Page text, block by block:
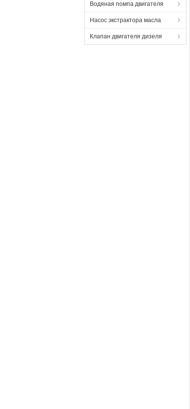
Водяная помпа двигателя
Насос экстрактора масла
Клапан двигателя дизеля